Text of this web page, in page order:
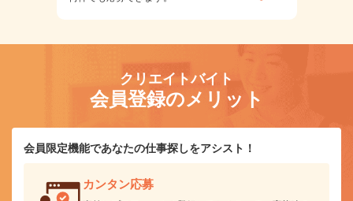
クリエイトバイト
会員登録のメリット
会員限定機能であなたの仕事探しをアシスト！
カンタン応募